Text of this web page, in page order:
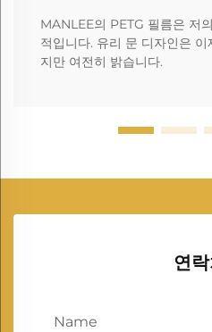
MANLEE의 PETG 필름은 저
적입니다. 유리 문 디자인은
지만 여전히 밝습니다.
연
Name